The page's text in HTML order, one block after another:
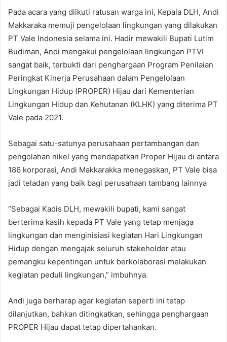
Pada acara yang diikuti ratusan warga ini, Kepala DLH, Andi
Makkaraka memuji pengelolaan lingkungan yang dilakukan
PT Vale Indonesia selama ini. Hadir mewakili Bupati Lutim
Budiman, Andi mengakui pengelolaan lingkungan PTVI
sangat baik, terbukti dari penghargaan Program Penilaian
Peringkat Kinerja Perusahaan dalam Pengelolaan
Lingkungan Hidup (PROPER) Hijau dari Kementerian
Lingkungan Hidup dan Kehutanan (KLHK) yang diterima PT
Vale pada 2021.
Sebagai satu-satunya perusahaan pertambangan dan
pengolahan nikel yang mendapatkan Proper Hijau di antara
186 korporasi, Andi Makkarakka menegaskan, PT Vale bisa
jadi teladan yang baik bagi perusahaan tambang lainnya
“Sebagai Kadis DLH, mewakili bupati, kami sangat
berterima kasih kepada PT Vale yang tetap menjaga
lingkungan dan menginisiasi kegiatan Hari Lingkungan
Hidup dengan mengajak seluruh stakeholder atau
pemangku kepentingan untuk berkolaborasi melakukan
kegiatan peduli lingkungan,” imbuhnya.
Andi juga berharap agar kegiatan seperti ini tetap
dilanjutkan, bahkan ditingkatkan, sehingga penghargaan
PROPER Hijau dapat tetap dipertahankan.